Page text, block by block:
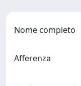
Nome completo
Afferenza